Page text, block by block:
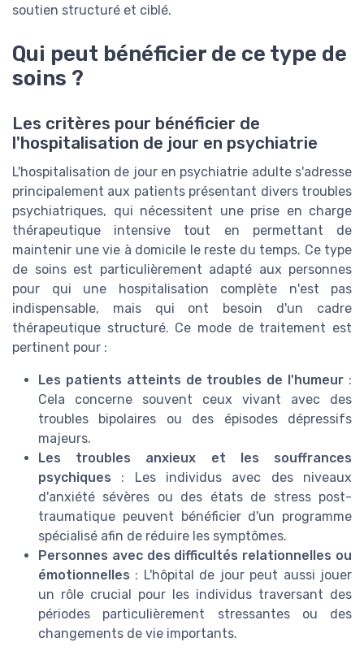
soutien structuré et ciblé.
Qui peut bénéficier de ce type de
soins ?
Les critères pour bénéficier de
l'hospitalisation de jour en psychiatrie
L'hospitalisation de jour en psychiatrie adulte s'adresse
principalement aux patients présentant divers troubles
psychiatriques, qui nécessitent une prise en charge
thérapeutique intensive tout en permettant de
maintenir une vie à domicile le reste du temps. Ce type
de soins est particulièrement adapté aux personnes
pour qui une hospitalisation complète n'est pas
indispensable, mais qui ont besoin d'un cadre
thérapeutique structuré. Ce mode de traitement est
pertinent pour :
Les patients atteints de troubles de l'humeur :
Cela concerne souvent ceux vivant avec des
troubles bipolaires ou des épisodes dépressifs
majeurs.
Les troubles anxieux et les souffrances
psychiques : Les individus avec des niveaux
d'anxiété sévères ou des états de stress post-
traumatique peuvent bénéficier d'un programme
spécialisé afin de réduire les symptômes.
Personnes avec des difficultés relationnelles ou
émotionnelles : L'hôpital de jour peut aussi jouer
un rôle crucial pour les individus traversant des
périodes particulièrement stressantes ou des
changements de vie importants.